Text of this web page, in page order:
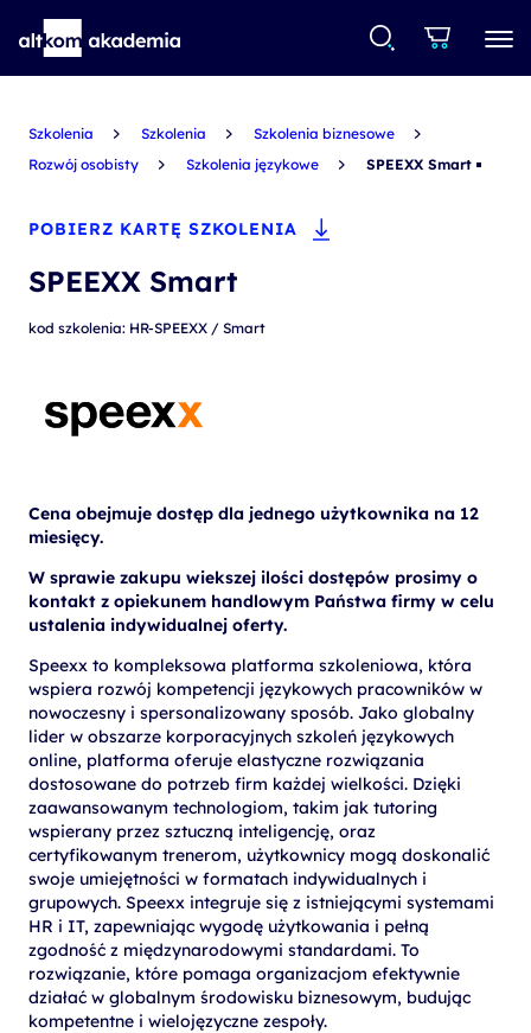
Szkolenia Szkolenia
Szkolenia biznesowe
Rozwój osobisty
Szkolenia językowe SPEEXX Smart
POBIERZ KARTĘ SZKOLENIA
SPEEXX Smart
kod szkolenia: HR-SPEEXX / Smart
Cena obejmuje dostęp dla jednego użytkownika na 12
miesięcy.
W sprawie zakupu wiekszej ilości dostępów prosimy o
kontakt z opiekunem handlowym Państwa firmy w celu
ustalenia indywidualnej oferty.
Speexx to kompleksowa platforma szkoleniowa, która
wspiera rozwój kompetencji językowych pracowników w
nowoczesny i spersonalizowany sposób. Jako globalny
lider w obszarze korporacyjnych szkoleń językowych
online, platforma oferuje elastyczne rozwiązania
dostosowane do potrzeb firm każdej wielkości. Dzięki
zaawansowanym technologiom, takim jak tutoring
wspierany przez sztuczną inteligencję, oraz
certyfikowanym trenerom, użytkownicy mogą doskonalić
swoje umiejętności w formatach indywidualnych i
grupowych. Speexx integruje się z istniejącymi systemami
HR i IT, zapewniając wygodę użytkowania i pełną
zgodność z międzynarodowymi standardami. To
rozwiązanie, które pomaga organizacjom efektywnie
działać w globalnym środowisku biznesowym, budując
kompetentne i wielojęzyczne zespoły.